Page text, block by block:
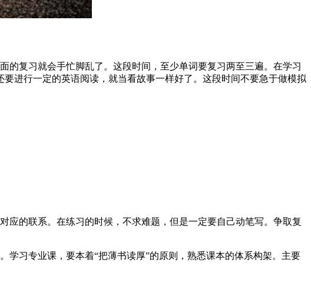
的复习就会手忙脚乱了。这段时间，至少单词要复习两至三遍。在学习
进行一定的英语阅读，就当看故事一样好了。这段时间不要急于做模拟
应的联系。在练习的时候，不求难题，但是一定要自己动笔写。争取复
习专业课，要本着“把薄书读厚”的原则，熟悉课本的体系构架。主要